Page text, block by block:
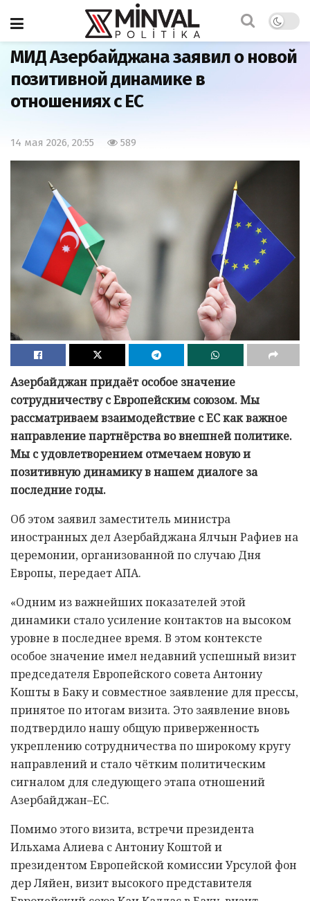
Главная
МИД Азербайджана заявил о новой
позитивной динамике в
отношениях с ЕС
14 мая 2026, 20:55 589
Азербайджан придаёт особое значение
сотрудничеству с Европейским союзом. Мы
рассматриваем взаимодействие с ЕС как важное
направление партнёрства во внешней политике.
Мы с удовлетворением отмечаем новую и
позитивную динамику в нашем диалоге за
последние годы.
Об этом заявил заместитель министра
иностранных дел Азербайджана Ялчын Рафиев на
церемонии, организованной по случаю Дня
Европы, передает АПА.
«Одним из важнейших показателей этой
динамики стало усиление контактов на высоком
уровне в последнее время. В этом контексте
особое значение имел недавний успешный визит
председателя Европейского совета Антониу
Кошты в Баку и совместное заявление для прессы,
принятое по итогам визита. Это заявление вновь
подтвердило нашу общую приверженность
укреплению сотрудничества по широкому кругу
направлений и стало чётким политическим
сигналом для следующего этапа отношений
Азербайджан–ЕС.
Помимо этого визита, встречи президента
Ильхама Алиева с Антониу Коштой и
президентом Европейской комиссии Урсулой фон
дер Ляйен, визит высокого представителя